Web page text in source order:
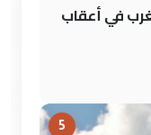
في أعقاب
5